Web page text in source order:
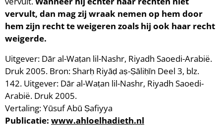
vervult, dan mag zij wraak nemen op hem door
hem zijn recht te weigeren zoals hij ook haar recht
weigerde.
Uitgever: Dār al-Waṭan lil-Nashr, Riyadh Saoedi-Arabië.
Druk 2005. Bron: Sharḥ Riyāḍ aṣ-Ṣāliḥīn Deel 3, blz.
142. Uitgever: Dār al-Waṭan lil-Nashr, Riyadh Saoedi-
Arabië. Druk 2005.
Vertaling: Yūsuf Abū Ṣafiyya
Publicatie: www.ahloelhadieth.nl